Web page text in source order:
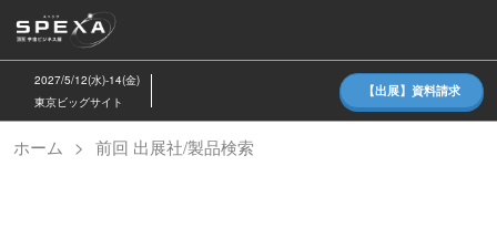
キ
ッ
し
て
2027/5/12(水)-14(金)
東京ビッグサイト
【出展】資料請求
ホーム 前回 出展社/製品検索